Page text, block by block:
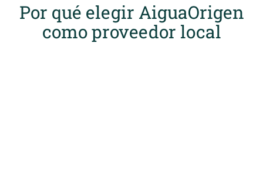
Por qué elegir AiguaOrigen
como proveedor local